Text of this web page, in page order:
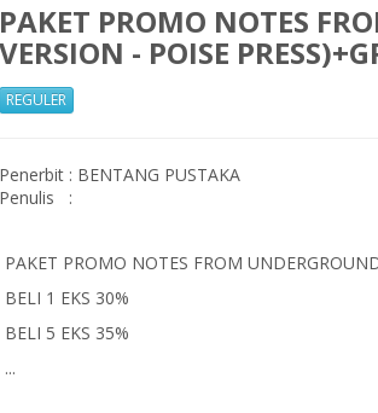
PAKET PROMO NOTES
VERSION - POISE
REGULER
Penerbit : BENTANG PUSTAKA
Penulis
:
PAKET PROMO NOTES FROM
BELI 1 EKS 30%
BELI 5 EKS 35%
...